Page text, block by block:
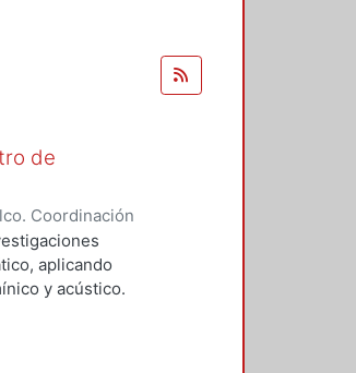
de
Coordinación
aplicando
y acústico.